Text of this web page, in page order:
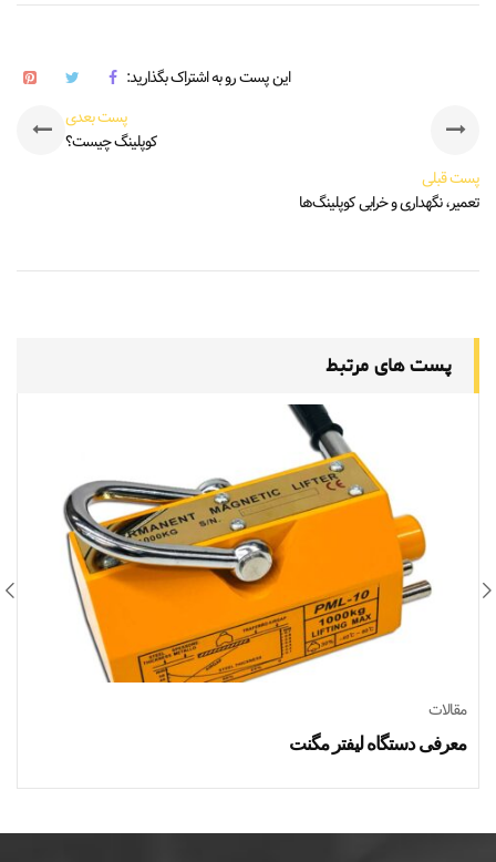
این پست رو به اشتراک بگذارید:
پست قبلی
تعمیر، نگهداری و خرابی کوپلینگ‌­ها
پست بعدی
کوپلینگ چیست؟
پست های مرتبط
مقالات
معرفی دستگاه لیفتر مگنت